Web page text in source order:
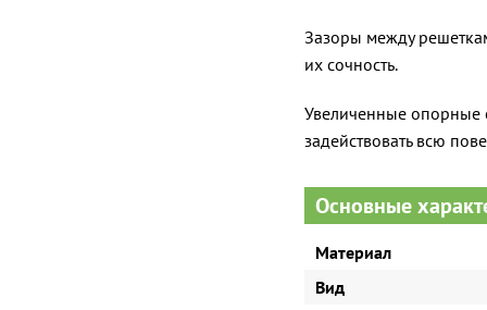
Зазоры между
их сочность.
Увеличенные опорные
задействовать всю
Основные
Материал
Вид